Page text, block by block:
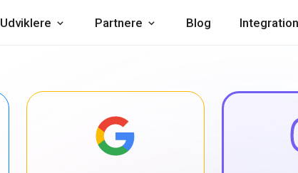
Udviklere Partnere Blog